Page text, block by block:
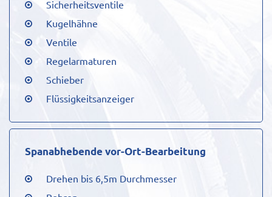
Sicherheitsventile
Kugelhähne
Ventile
Regelarmaturen
Schieber
Flüssigkeitsanzeiger
Spanabhebende vor-Ort-Bearbeitung
Drehen bis 6,5m Durchmesser